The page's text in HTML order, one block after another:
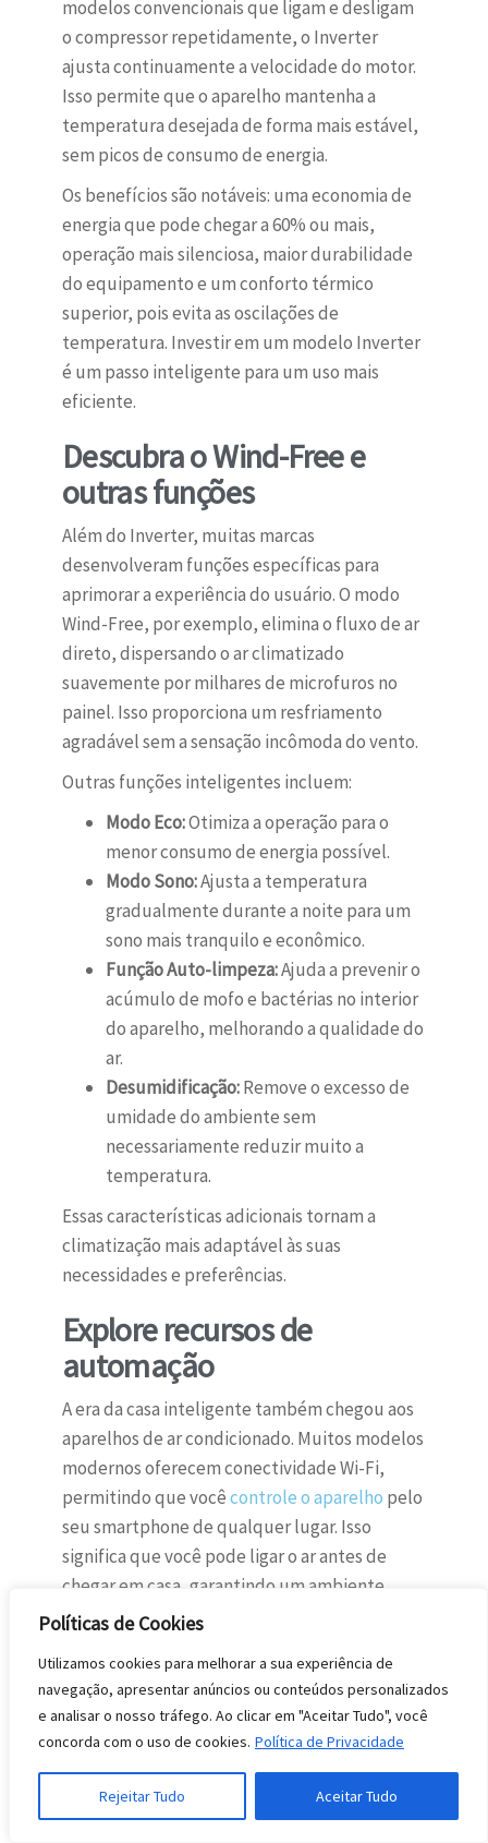
Políticas de Cookies
Utilizamos cookies para melhorar a sua experiência de
navegação, apresentar anúncios ou conteúdos personalizados
e analisar o nosso tráfego. Ao clicar em "Aceitar Tudo", você
concorda com o uso de cookies. Política de Privacidade
Rejeitar Tudo Aceitar Tudo
modelos convencionais que ligam e desligam
o compressor repetidamente, o Inverter
ajusta continuamente a velocidade do motor.
Isso permite que o aparelho mantenha a
temperatura desejada de forma mais estável,
sem picos de consumo de energia.
Os benefícios são notáveis: uma economia de
energia que pode chegar a 60% ou mais,
operação mais silenciosa, maior durabilidade
do equipamento e um conforto térmico
superior, pois evita as oscilações de
temperatura. Investir em um modelo Inverter
é um passo inteligente para um uso mais
eficiente.
Descubra o Wind-Free e
outras funções
Além do Inverter, muitas marcas
desenvolveram funções específicas para
aprimorar a experiência do usuário. O modo
Wind-Free, por exemplo, elimina o fluxo de ar
direto, dispersando o ar climatizado
suavemente por milhares de microfuros no
painel. Isso proporciona um resfriamento
agradável sem a sensação incômoda do vento.
Outras funções inteligentes incluem:
Modo Eco:Otimiza a operação para o
menor consumo de energia possível.
Modo Sono:Ajusta a temperatura
gradualmente durante a noite para um
sono mais tranquilo e econômico.
Função Auto-limpeza:Ajuda a prevenir o
acúmulo de mofo e bactérias no interior
do aparelho, melhorando a qualidade do
ar.
Desumidificação:Remove o excesso de
umidade do ambiente sem
necessariamente reduzir muito a
temperatura.
Essas características adicionais tornam a
climatização mais adaptável às suas
necessidades e preferências.
Explore recursos de
automação
A era da casa inteligente também chegou aos
aparelhos de ar condicionado. Muitos modelos
modernos oferecem conectividade Wi-Fi,
permitindo que vocêcontrole o aparelho pelo
seu smartphone de qualquer lugar. Isso
significa que você pode ligar o ar antes de
chegar em casa, garantindo um ambiente
fresco assim que entra.
Além docontrole remotovia app, a
automação inclui integração com assistentes
de voz, como Alexa e Google Assistant. Com
comandos simples, você pode ajustar a
temperatura, ligar ou desligar o aparelho.
Funções de agendamento permitem